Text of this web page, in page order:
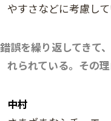
やすさなどに考慮して
誤を繰り返してきて
れられている。その
中村